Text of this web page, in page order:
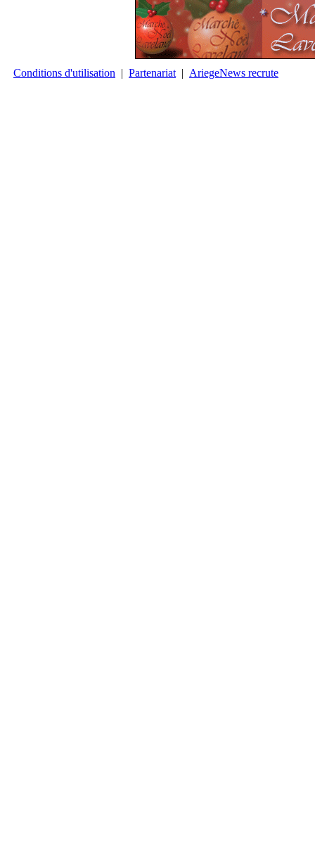
Conditions d'utilisation | Partenariat | AriegeNews recrute